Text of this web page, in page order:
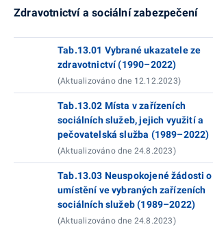
Zdravotnictví a sociální zabezpečení
Tab.13.01 Vybrané ukazatele ze
zdravotnictví (1990–2022)
(Aktualizováno dne 12.12.2023)
Tab.13.02 Místa v zařízeních
sociálních služeb, jejich využití a
pečovatelská služba (1989–2022)
(Aktualizováno dne 24.8.2023)
Tab.13.03 Neuspokojené žádosti o
umístění ve vybraných zařízeních
sociálních služeb (1989–2022)
(Aktualizováno dne 24.8.2023)